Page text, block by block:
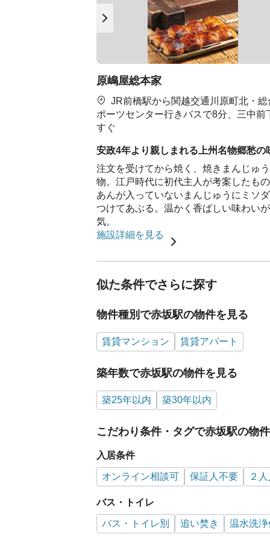
原嶋屋総本家
JR前橋駅から関越交通川原町北・総
ポーツセンター行きバスで8分、三中前
すぐ
安政4年より親しまれる上州名物郷愁の
注文を受けてから焼く、焼きまんじゅ
物。江戸時代に初代主人が考案したも
あんが入っていないまんじゅうにミソ
つけてあぶる。温かく香ばしい味わい
気。
施設詳細を見る
似た条件でさらに探す
物件種別で赤坂駅の物件を見る
賃貸マンション 賃貸アパート
築年数で赤坂駅の物件を見る
築25年以内 築30年以内
こだわり条件・タグで赤坂駅の物
入居条件
オンライン相談可 保証人不要 ２
バス・トイレ
バス・トイレ別 追い焚き 温水洗